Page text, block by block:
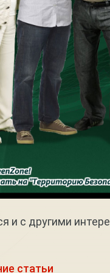
и с другими
статьи